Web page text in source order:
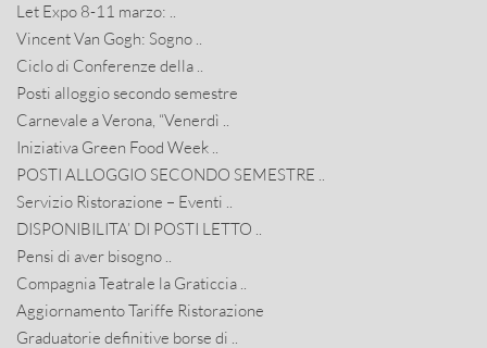
Let Expo 8-11 marzo: ..
Vincent Van Gogh: Sogno ..
Ciclo di Conferenze della ..
Posti alloggio secondo semestre
Carnevale a Verona, “Venerdì ..
Iniziativa Green Food Week ..
POSTI ALLOGGIO SECONDO SEMESTRE ..
Servizio Ristorazione – Eventi ..
DISPONIBILITA’ DI POSTI LETTO ..
Pensi di aver bisogno ..
Compagnia Teatrale la Graticcia ..
Aggiornamento Tariffe Ristorazione
Graduatorie definitive borse di ..